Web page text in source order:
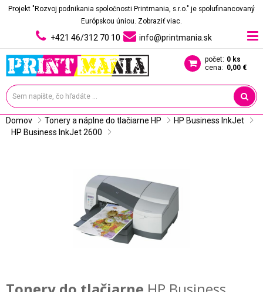
Projekt "Rozvoj podnikania spoločnosti Printmania, s.r.o." je spolufinancovaný
Európskou úniou. Zobraziť viac.
+421 46/312 70 10 info@printmania.sk
počet: 0 ks
cena: 0,00 €
Domov Tonery a náplne do tlačiarne HP
HP Business InkJet
HP Business InkJet 2600